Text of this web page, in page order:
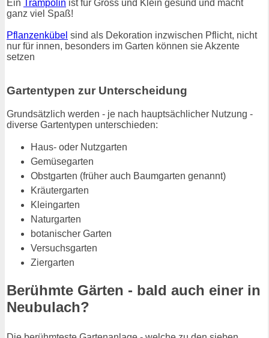
Ein Trampolin ist für Gross und Klein gesund und macht
ganz viel Spaß!
Pflanzenkübel sind als Dekoration inzwischen Pflicht, nicht
nur für innen, besonders im Garten können sie Akzente
setzen
Gartentypen zur Unterscheidung
Grundsätzlich werden - je nach hauptsächlicher Nutzung -
diverse Gartentypen unterschieden:
Haus- oder Nutzgarten
Gemüsegarten
Obstgarten (früher auch Baumgarten genannt)
Kräutergarten
Kleingarten
Naturgarten
botanischer Garten
Versuchsgarten
Ziergarten
Berühmte Gärten - bald auch einer in
Neubulach?